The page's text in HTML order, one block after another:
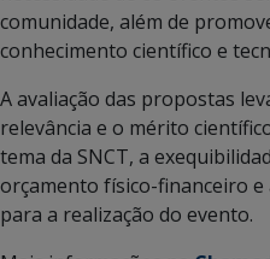
comunidade, além de
conhecimento científico e
A avaliação das propostas
relevância e o mérito
tema da SNCT, a
orçamento físico-financeiro
para a realização do evento.